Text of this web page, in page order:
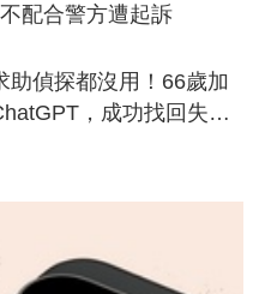
配合警方遭起訴
助偵探都沒用！66歲加
，成功找回失散